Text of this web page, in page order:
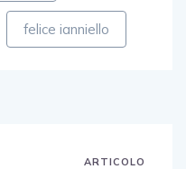
felice ianniello
ARTICOLO